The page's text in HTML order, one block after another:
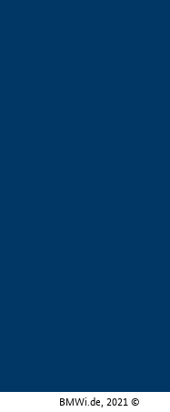
BMWi.de, 2021 ©